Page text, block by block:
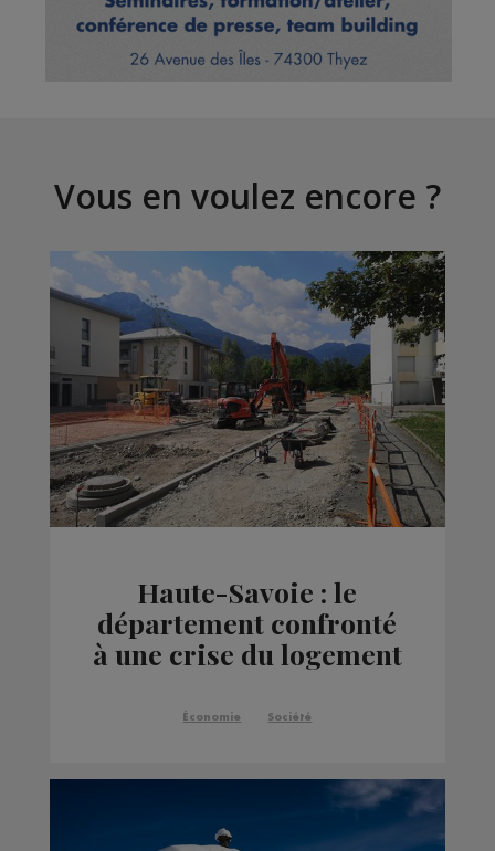
Vous en voulez encore ?
Haute-Savoie : le
département confronté
à une crise du logement
Économie Société